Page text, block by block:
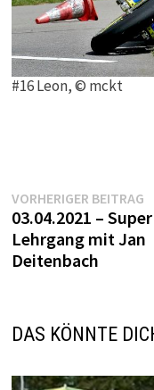
#16 Leon, © mckt
VORHERIGER BEITRAG
03.04.2021 –
Lehrgang mit Jan
Deitenbach
DAS KÖNNTE